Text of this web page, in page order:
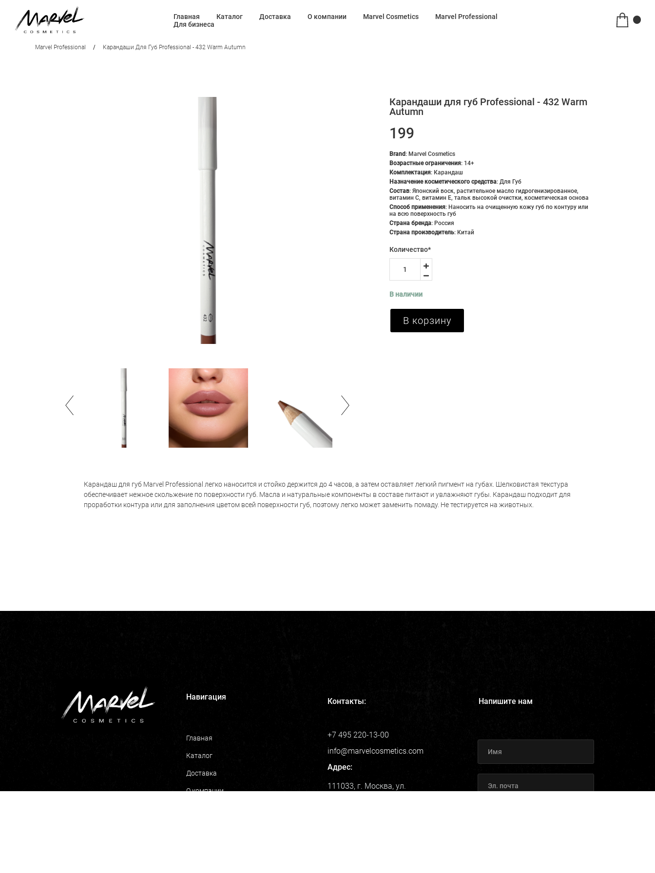
Главная Каталог Доставка О компании Marvel Cosmetics
Marvel Professional
Для бизнеса
Marvel Professional / Карандаши Для Губ Professional - 432 Warm Autumn
Карандаши для губ Professional - 432 Warm
Autumn
199
Brand : Marvel Cosmetics
Возрастные ограничения: 14+
Комплектация: Карандаш
Назначение косметического средства: Для Губ
Состав: Японский воск, растительное масло гидрогенизированное,
витамин С, витамин Е, тальк высокой очистки, косметическая основа
Способ применения: Наносить на очищенную кожу губ по контуру или
на всю поверхность губ
Страна бренда: Россия
Страна производитель: Китай
Количество*
В наличии
В корзину
Карандаш для губ Marvel Professional легко наносится и стойко держится до 4 часов, а затем оставляет легкий пигмент на губах. Шелковистая текстура
обеспечивает нежное скольжение по поверхности губ. Масла и натуральные компоненты в составе питают и увлажняют губы. Карандаш подходит для
проработки контура или для заполнения цветом всей поверхности губ, поэтому легко может заменить помаду. Не тестируется на животных.
Навигация
Главная
Каталог
Доставка
О компании
Контакты:
+7 495 220-13-00
info@marvelcosmetics.com
Адрес:
111033, г. Москва, ул.
Напишите нам